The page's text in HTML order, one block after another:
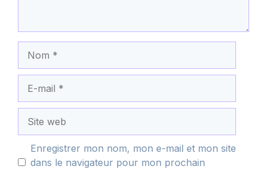
mail
web
Enregistrer mon nom, mon e-mail et mon site
dans le navigateur pour mon prochain